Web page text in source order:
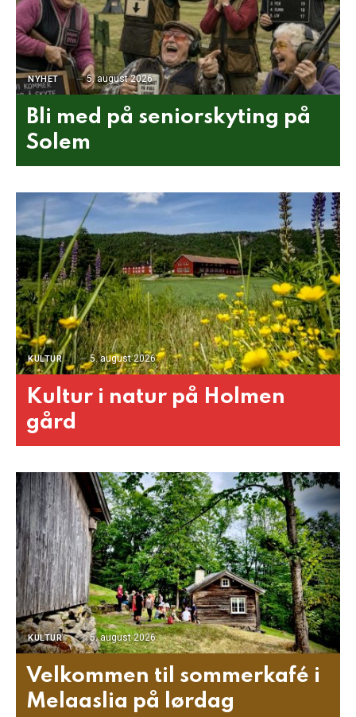
NYHET 5. august 2026
Bli med på seniorskyting på
Solem
KULTUR 5. august 2026
Kultur i natur på Holmen
gård
KULTUR 5. august 2026
Velkommen til sommerkafé i
Melaaslia på lørdag